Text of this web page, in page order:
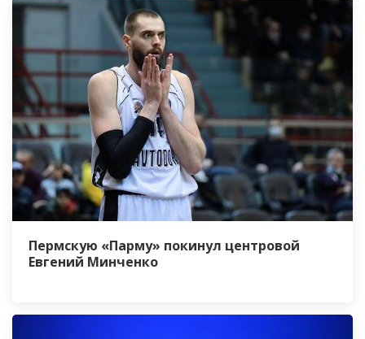
Пермскую «Парму» покинул центровой
Евгений Минченко